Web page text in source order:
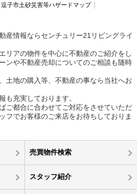
逗子市土砂災害等ハザードマップ
産情報ならセンチュリー21リビングライ
リアの物件を中心に不動産のご紹介をし
ンや不動産売却についてのご相談も随時
土地の購入等、不動産の事なら当社へお
も充実しております。
ご都合に合わせてご対応をさせていただ
フでお客様のご来店をお待ちしておりま
売買物件検索
スタッフ紹介